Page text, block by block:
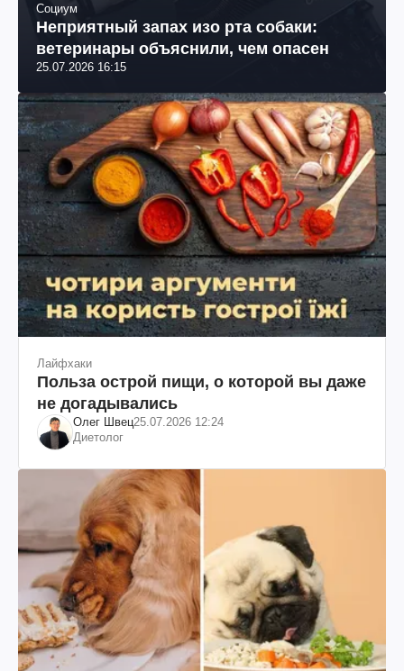
Социум
Неприятный запах изо рта собаки:
ветеринары объяснили, чем опасен
25.07.2026 16:15
Лайфхаки
Польза острой пищи, о которой вы даже
не догадывались
Олег Швец25.07.2026 12:24
Диетолог